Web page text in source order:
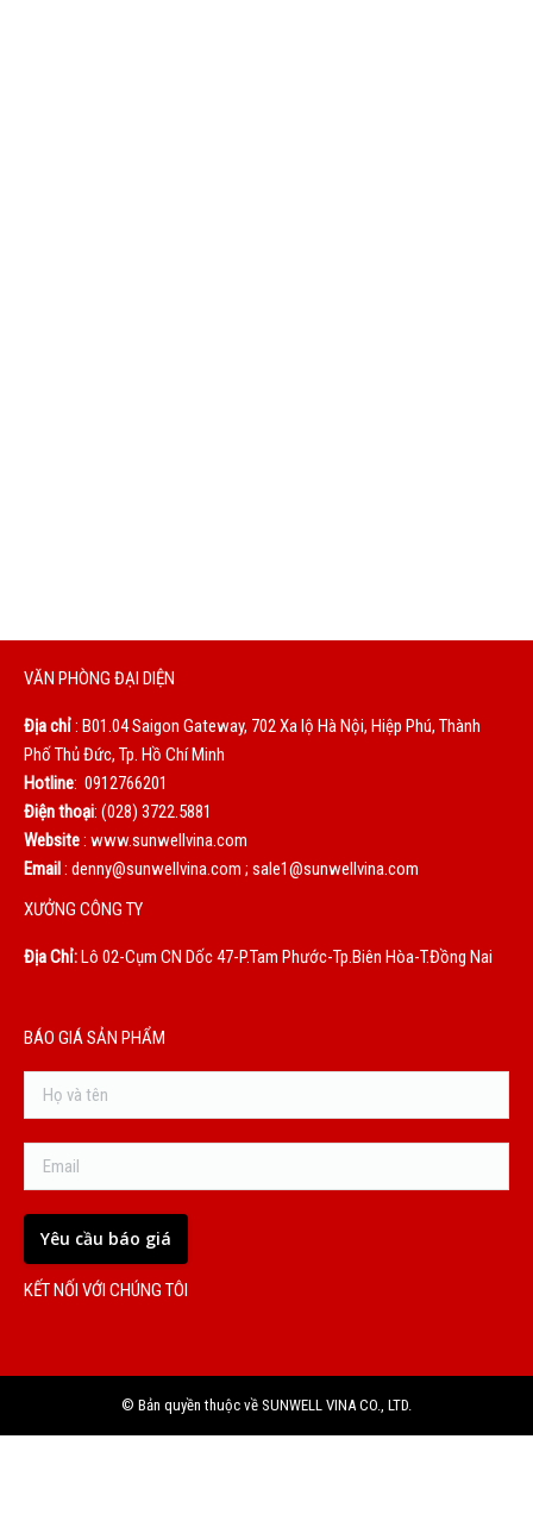
VĂN PHÒNG ĐẠI DIỆN
Địa chỉ: B01.04 Saigon Gateway, 702 Xa lộ Hà Nội, Hiệp Phú, Thành
Phố Thủ Đức, Tp. Hồ Chí Minh
Hotline: 0912766201
Điện thoại: (028) 3722.5881
Website: www.sunwellvina.com
Email: denny@sunwellvina.com ; sale1@sunwellvina.com
XƯỞNG CÔNG TY
Địa Chỉ:Lô 02-Cụm CN Dốc 47-P.Tam Phước-Tp.Biên Hòa-T.Đồng Nai
BÁO GIÁ SẢN PHẨM
KẾT NỐI VỚI CHÚNG TÔI
© Bản quyền thuộc về SUNWELL VINA CO., LTD.